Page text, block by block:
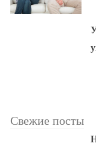
Свежие посты